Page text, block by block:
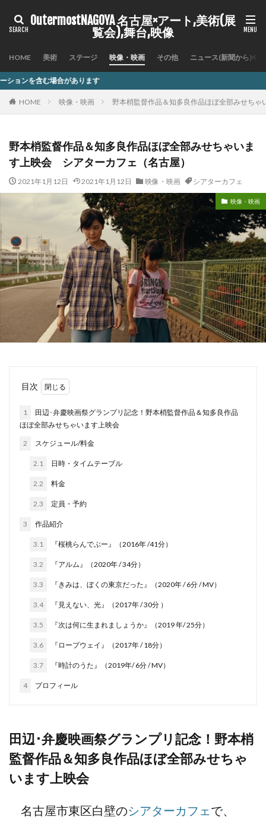
OutermostNAGOYA 名古屋×アート,美術(展
覧会),舞台,映像
HOME 美術 ステージ 映像・映画 その他 ニュース(新聞から)
す
HOME 映像・映画 野本梢監督作品＆知多良作品ほぼ全部みせち
野本梢監督作品＆知多良作品ほぼ全部みせちゃいま
す上映会 シアターカフェ（名古屋）
2021年1月12日 2021年1月12日 映像・映画 シアターカフェ
映像・映画
目次
1
田辺･弁慶映画祭グランプリ記念！野本梢監督作品＆知多良作品
ほぼ全部みせちゃいます上映会
2 スケジュール/料金
2.1 日時・タイムテーブル
2.2 料金
2.3 定員・予約
3 作品紹介
3.1 『桜桃らんでぶー』（2016年 /41分）
3.2 『アルム』（2020年 / 34分）
3.3 『きみは、ぼくの東京だった』（2020年 / 6分 / MV）
3.4 『見えない、光』（2017年 / 30分 ）
3.5 『次は何に生まれましょうか』（2019 年/ 25分）
3.6 『ロープウェイ』（2017年 / 18分）
3.7 『時計のうた』（2019年/ 6分 / MV）
4 プロフィール
田辺･弁慶映画祭グランプリ記念！野本梢
監督作品＆知多良作品ほぼ全部みせちゃ
います上映会
名古屋市東区白壁のシアターカフェ で、